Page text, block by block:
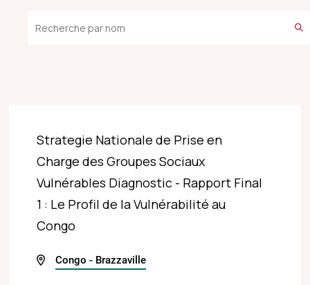
Strategie Nationale de Prise en
Charge des Groupes Sociaux
Vulnérables Diagnostic - Rapport Final
1 : Le Profil de la Vulnérabilité au
Congo
Congo - Brazzaville